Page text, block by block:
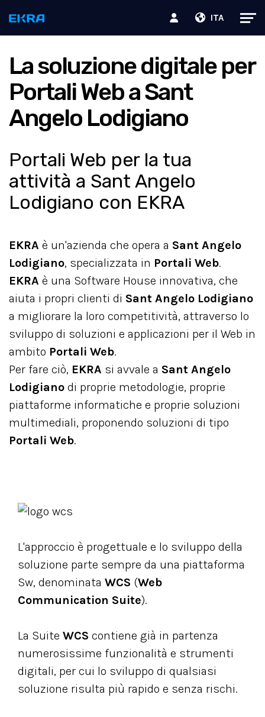
ITA
La soluzione digitale per
Portali Web a Sant
Angelo Lodigiano
Portali Web per la tua
attività a Sant Angelo
Lodigiano con EKRA
EKRA è un'azienda che opera a Sant Angelo
Lodigiano, specializzata in Portali Web.
EKRA è una Software House innovativa, che
aiuta i propri clienti di Sant Angelo Lodigiano
a migliorare la loro competitività, attraverso lo
sviluppo di soluzioni e applicazioni per il Web in
ambito Portali Web.
Per fare ciò, EKRA si avvale a Sant Angelo
Lodigiano di proprie metodologie, proprie
piattaforme informatiche e proprie soluzioni
multimediali, proponendo soluzioni di tipo
Portali Web.
L'approccio è progettuale e lo sviluppo della
soluzione parte sempre da una piattaforma
Sw, denominata WCS (Web
Communication Suite).
La Suite WCS contiene già in partenza
numerosissime funzionalità e strumenti
digitali, per cui lo sviluppo di qualsiasi
soluzione risulta più rapido e senza rischi.